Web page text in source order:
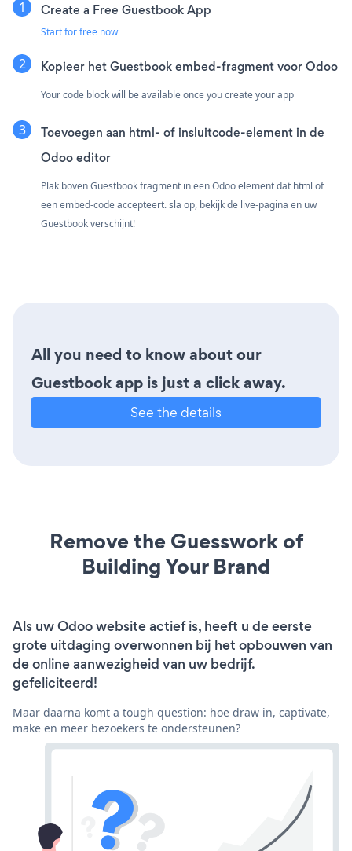
Create a Free Guestbook App
Start for free now
Kopieer het Guestbook embed-fragment voor Odoo
Your code block will be available once you create your app
Toevoegen aan html- of insluitcode-element in de
Odoo editor
Plak boven Guestbook fragment in een Odoo element dat html of
een embed-code accepteert. sla op, bekijk de live-pagina en uw
Guestbook verschijnt!
All you need to know about our
Guestbook app is just a click away.
See the details
Remove the Guesswork of
Building Your Brand
Als uw Odoo website actief is, heeft u de eerste
grote uitdaging overwonnen bij het opbouwen van
de online aanwezigheid van uw bedrijf.
gefeliciteerd!
Maar daarna komt a tough question: hoe draw in, captivate,
make en meer bezoekers te ondersteunen?